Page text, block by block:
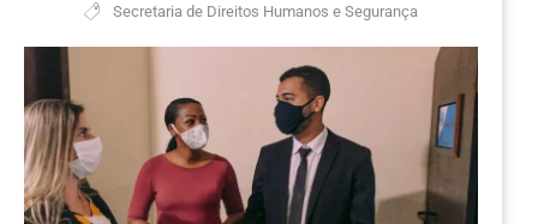
Secretaria de Direitos Humanos e Segurança